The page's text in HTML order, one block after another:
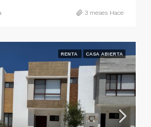
3 meses Hace
RENTA CASA ABIERTA